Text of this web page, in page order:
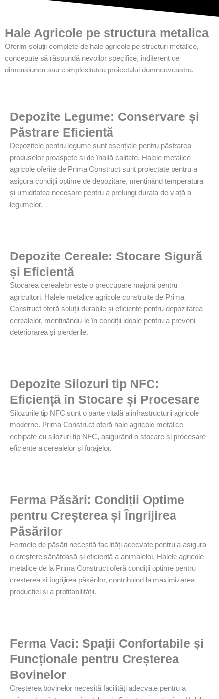
Hale Agricole pe structura metalica
Oferim soluții complete de hale agricole pe structuri metalice,
concepute să răspundă nevoilor specifice, indiferent de
dimensiunea sau complexitatea proiectului dumneavoastra.
Depozite Legume: Conservare și
Păstrare Eficientă
Depozitele pentru legume sunt esențiale pentru păstrarea
produselor proaspete și de înaltă calitate. Halele metalice
agricole oferite de Prima Construct sunt proiectate pentru a
asigura condiții optime de depozitare, menținând temperatura
și umiditatea necesare pentru a prelungi durata de viață a
legumelor.
Depozite Cereale: Stocare Sigură
și Eficientă
Stocarea cerealelor este o preocupare majoră pentru
agricultori. Halele metalice agricole construite de Prima
Construct oferă soluții durabile și eficiente pentru depozitarea
cerealelor, menținându-le în condiții ideale pentru a preveni
deteriorarea și pierderile.
Depozite Silozuri tip NFC:
Eficiență în Stocare și Procesare
Silozurile tip NFC sunt o parte vitală a infrastructurii agricole
moderne. Prima Construct oferă hale agricole metalice
echipate cu silozuri tip NFC, asigurând o stocare și procesare
eficiente a cerealelor și furajelor.
Ferma Păsări: Condiții Optime
pentru Creșterea și Îngrijirea
Păsărilor
Fermele de păsări necesită facilități adecvate pentru a asigura
o creștere sănătoasă și eficientă a animalelor. Halele agricole
metalice de la Prima Construct oferă condiții optime pentru
creșterea și îngrijirea păsărilor, contribuind la maximizarea
producției și a profitabilității.
Ferma Vaci: Spații Confortabile și
Funcționale pentru Creșterea
Bovinelor
Creșterea bovinelor necesită facilități adecvate pentru a